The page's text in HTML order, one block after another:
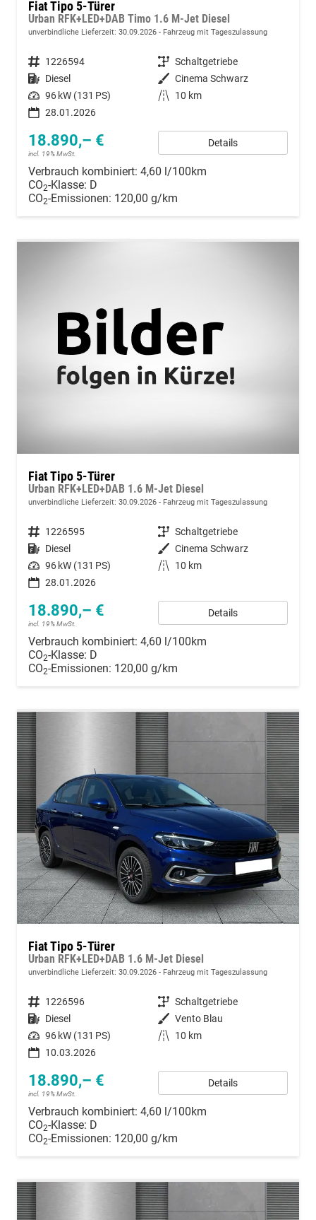
Fiat Tipo 5-Türer
Urban RFK+LED+DAB Timo 1.6 M-Jet Diesel
unverbindliche Lieferzeit: 30.09.2026 Fahrzeug mit Tageszulassung
Fahrzeugnummer 1226594 Getriebe Schaltgetriebe
Kraftstoff Diesel Außenfarbe Cinema Schwarz
Leistung 96 kW (131 PS) Kilometerstand
10 km
28.01.2026
18.890,– €
incl. 19% MwSt.
Details
Verbrauch kombiniert: 4,60 l/100km
CO2-Klasse: D
CO2-Emissionen: 120,00 g/km
Fiat Tipo 5-Türer
Urban RFK+LED+DAB 1.6 M-Jet Diesel
unverbindliche Lieferzeit: 30.09.2026 Fahrzeug mit Tageszulassung
Fahrzeugnummer 1226595 Getriebe Schaltgetriebe
Kraftstoff Diesel Außenfarbe Cinema Schwarz
Leistung 96 kW (131 PS) Kilometerstand
10 km
28.01.2026
18.890,– €
incl. 19% MwSt.
Details
Verbrauch kombiniert: 4,60 l/100km
CO2-Klasse: D
CO2-Emissionen: 120,00 g/km
Fiat Tipo 5-Türer
Urban RFK+LED+DAB 1.6 M-Jet Diesel
unverbindliche Lieferzeit: 30.09.2026 Fahrzeug mit Tageszulassung
Fahrzeugnummer 1226596 Getriebe Schaltgetriebe
Kraftstoff Diesel Außenfarbe Vento Blau
Leistung 96 kW (131 PS) Kilometerstand
10 km
10.03.2026
18.890,– €
incl. 19% MwSt.
Details
Verbrauch kombiniert: 4,60 l/100km
CO2-Klasse: D
CO2-Emissionen: 120,00 g/km